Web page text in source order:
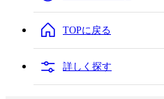
TOPに戻る
詳しく探す